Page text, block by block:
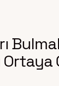
Ortaya